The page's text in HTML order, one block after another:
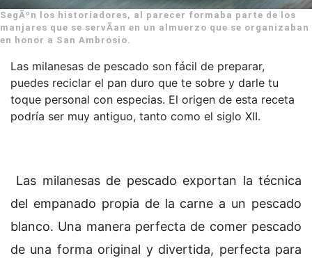
SegÃºn los historiadores, al parecer formaba parte de los
manjares que se servÃ­an en un almuerzo que se organizaban
en honor a San Ambrosio.
Las milanesas de pescado son fácil de preparar,
puedes reciclar el pan duro que te sobre y darle tu
toque personal con especias. El origen de esta receta
podría ser muy antiguo, tanto como el siglo XII.
Las milanesas de pescado exportan la técnica
del empanado propia de la carne a un pescado
blanco. Una manera perfecta de comer pescado
de una forma original y divertida, perfecta para